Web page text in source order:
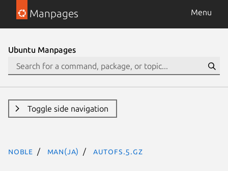
Manpages Menu
Ubuntu Manpages
Toggle side navigation
noble man(ja) autofs.5.gz